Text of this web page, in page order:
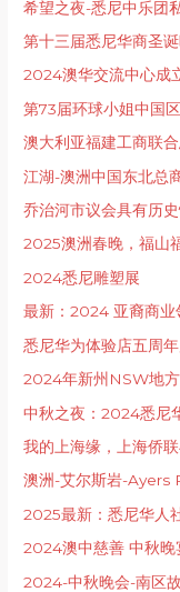
希望之夜-悉尼中乐团
第十三届悉尼华商圣
2024澳华交流中心成
第73届环球小姐中国
澳大利亚福建工商联
江湖-澳洲中国东北总
乔治河市议会具有历
2025澳洲春晚，福山
2024悉尼雕塑展
最新：2024 亚裔商业
悉尼华为体验店五周
2024年新州NSW地
中秋之夜：2024悉尼
我的上海缘，上海侨
澳洲-艾尔斯岩-Ayers
2025最新：悉尼华人
2024澳中慈善 中秋晚
2024-中秋晚会-南区